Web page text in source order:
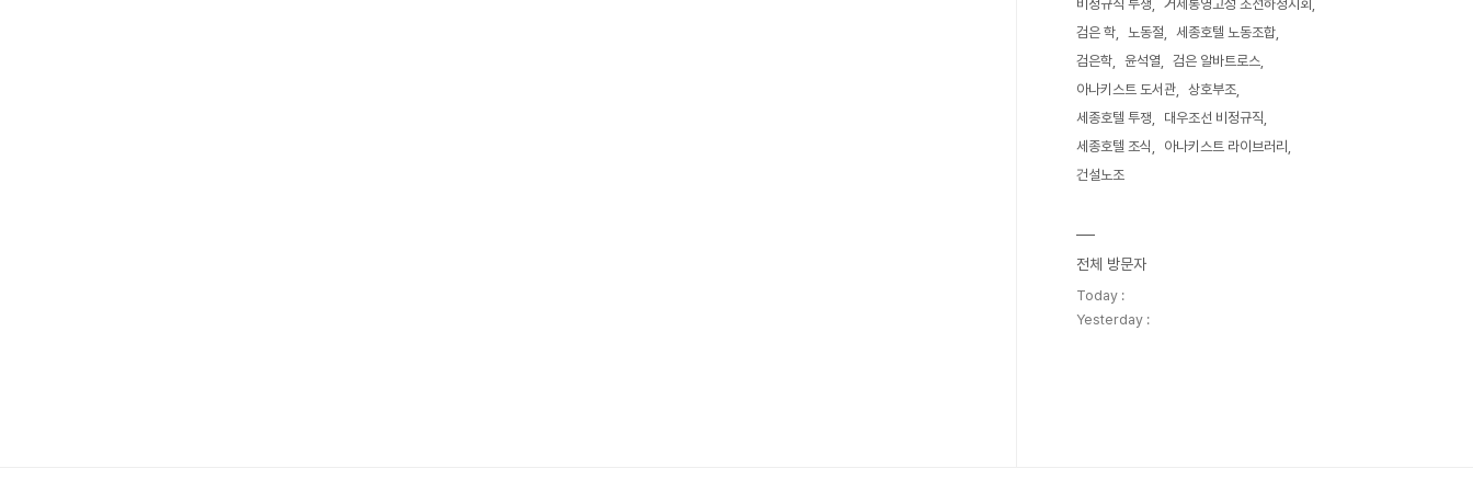
비정규직 투쟁
거제통영고성 조선하청지회
검은 학
노동절
세종호텔 노동조합
검은학
윤석열
검은 알바트로스
아나키스트 도서관
상호부조
세종호텔 투쟁
대우조선 비정규직
세종호텔 조식
아나키스트 라이브러리
건설노조
전체 방문자
Today :
Yesterday :